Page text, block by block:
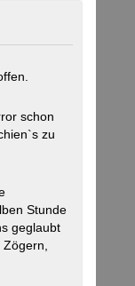
schon
zu
Stunde
geglaubt